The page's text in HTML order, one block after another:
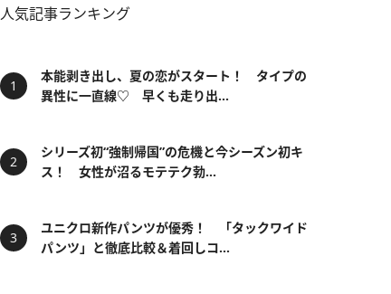
人気記事ランキング
本能剥き出し、夏の恋がスタート！ タイプの
異性に一直線♡ 早くも走り出...
シリーズ初“強制帰国”の危機と今シーズン初キ
ス！ 女性が沼るモテテク勃...
ユニクロ新作パンツが優秀！ 「タックワイド
パンツ」と徹底比較＆着回しコ...